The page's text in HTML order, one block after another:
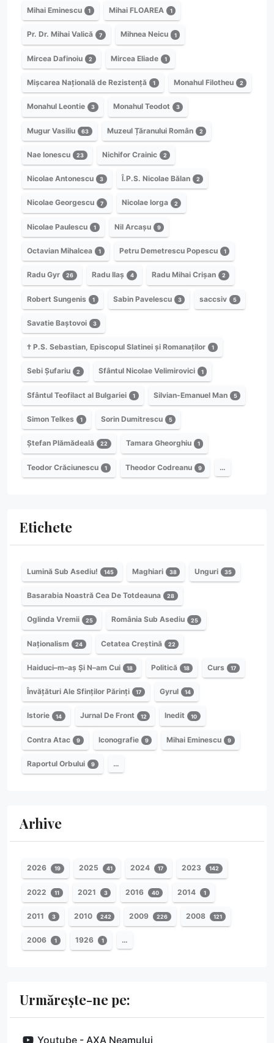
Mihai Eminescu 1 Mihai FLOAREA 1
Pr. Dr. Mihai Valică 7 Mihnea Neicu 1
Mircea Dafinoiu 2 Mircea Eliade 1
Mișcarea Națională de Rezistență 1 Monahul Filotheu 2
Monahul Leontie 3 Monahul Teodot 3
Mugur Vasiliu 63 Muzeul Țăranului Român 2
Nae Ionescu 23 Nichifor Crainic 2
Nicolae Antonescu 3 Î.P.S. Nicolae Bălan 2
Nicolae Georgescu 7 Nicolae Iorga 2
Nicolae Paulescu 1 Nil Arcașu 9
Octavian Mihalcea 1 Petru Demetrescu Popescu 1
Radu Gyr 26 Radu Ilaș 4 Radu Mihai Crișan 2
Robert Sungenis 1 Sabin Pavelescu 3 saccsiv 5
Savatie Baștovoi 3
† P.S. Sebastian, Episcopul Slatinei și Romanaților 1
Sebi Șufariu 2 Sfântul Nicolae Velimirovici 1
Sfântul Teofilact al Bulgariei 1 Silvian-Emanuel Man 5
Simon Telkes 1 Sorin Dumitrescu 5
Ștefan Plămădeală 22 Tamara Gheorghiu 1
Teodor Crăciunescu 1 Theodor Codreanu 9 …
Etichete
Lumină Sub Asediu! 145 Maghiari 38 Unguri 35
Basarabia Noastră Cea De Totdeauna 28
Oglinda Vremii 25 România Sub Asediu 25
Naționalism 24 Cetatea Creștină 22
Haiduci–m–aș Și N–am Cui 18 Politică 18 Curs 17
Învățături Ale Sfinților Părinți 17 Gyrul 14
Istorie 14 Jurnal De Front 12 Inedit 10
Contra Atac 9 Iconografie 9 Mihai Eminescu 9
Raportul Orbului 9 …
Arhive
2026 19 2025 41 2024 17 2023 142
2022 11 2021 3 2016 40 2014 1
2011 3 2010 242 2009 226 2008 121
2006 1 1926 1 …
Urmărește-ne pe:
Youtube - AXA Neamului